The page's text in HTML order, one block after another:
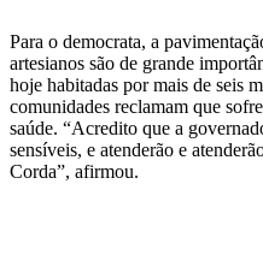
Para o democrata, a
artesianos são de grande
hoje habitadas por mais de seis
comunidades reclamam que
saúde. “Acredito que a
sensíveis, e atenderão e
Corda”, afirmou.